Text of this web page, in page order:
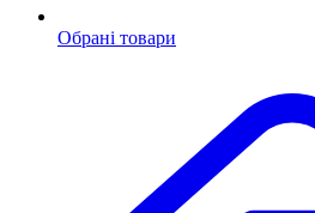
Обрані товари